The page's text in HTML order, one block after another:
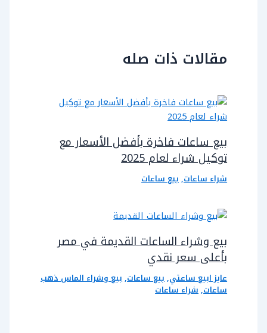
مقالات ذات صله
بيع ساعات فاخرة بأفضل الأسعار مع
توكيل شراء لعام 2025
شراء ساعات,بيع ساعات
بيع وشراء الساعات القديمة في مصر
بأعلى سعر نقدي
عايز ابيع ساعتي,بيع ساعات,بيع وشراء الماس ذهب
ساعات,شراء ساعات